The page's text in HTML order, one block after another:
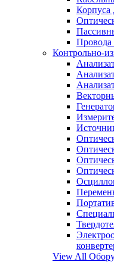
Корпуса
Провода
Контрольно-
View All